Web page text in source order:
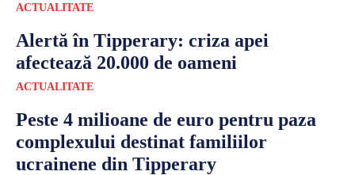
ACTUALITATE
Alertă în Tipperary: criza apei
afectează 20.000 de oameni
ACTUALITATE
Peste 4 milioane de euro pentru paza
complexului destinat familiilor
ucrainene din Tipperary